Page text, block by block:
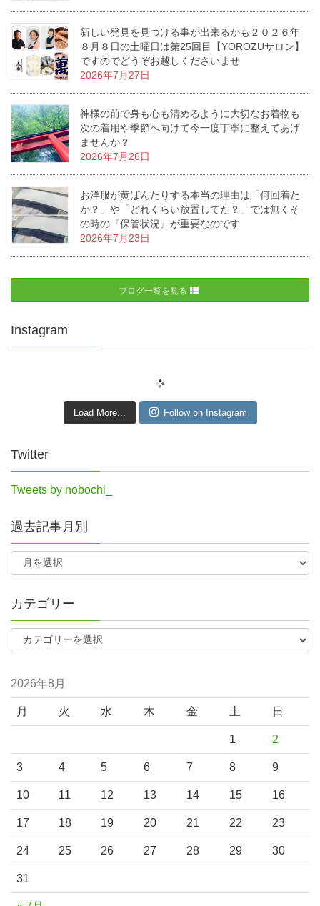
新しい発見を見つける事が出来るかも２０２６年
８月８日の土曜日は第25回目【YOROZUサロン】
ですのでどうぞお越しくださいませ
2026年7月27日
神様の前で身も心も清めるように大切なお着物も
次の着用や季節へ向けて今一度丁寧に整えてあげ
ませんか？
2026年7月26日
お洋服が黄ばんたりする本当の理由は「何回着た
か？」や「どれくらい放置してた？」では無くそ
の時の『保管状況』が重要なのです
2026年7月23日
ブログ一覧を見る
Instagram
Load More... Follow on Instagram
Twitter
Tweets by nobochi_
過去記事月別
カテゴリー
2026年8月
月 火 水 木 金 土 日
1 2
3 4 5 6 7 8 9
10 11 12 13 14 15 16
17 18 19 20 21 22 23
24 25 26 27 28 29 30
31